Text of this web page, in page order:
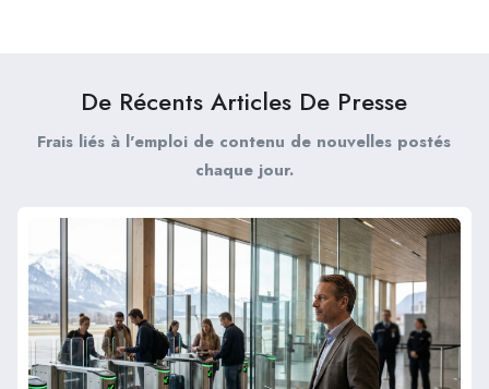
De Récents Articles De Presse
Frais liés à l'emploi de contenu de nouvelles postés
chaque jour.